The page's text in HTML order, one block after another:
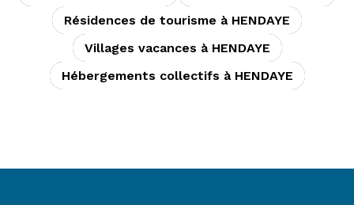
Résidences de tourisme à HENDAYE
Villages vacances à HENDAYE
Hébergements collectifs à HENDAYE